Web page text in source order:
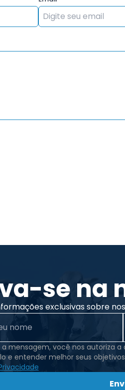
se na
exclusivas sobre
a mensagem, você nos autoriza
e entender melhor seus